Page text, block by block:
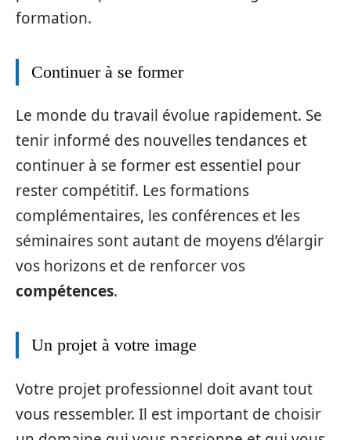
formation.
Continuer à se former
Le monde du travail évolue rapidement. Se
tenir informé des nouvelles tendances et
continuer à se former est essentiel pour
rester compétitif. Les formations
complémentaires, les conférences et les
séminaires sont autant de moyens d’élargir
vos horizons et de renforcer vos
compétences.
Un projet à votre image
Votre projet professionnel doit avant tout
vous ressembler. Il est important de choisir